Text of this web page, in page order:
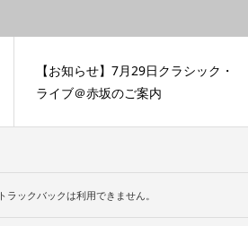
【お知らせ】7月29日クラシック・
ライブ＠赤坂のご案内
トラックバックは利用できません。